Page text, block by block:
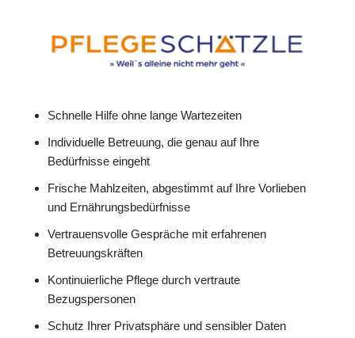
Schnelle Hilfe ohne lange Wartezeiten
Individuelle Betreuung, die genau auf Ihre
Bedürfnisse eingeht
Frische Mahlzeiten, abgestimmt auf Ihre Vorlieben
und Ernährungsbedürfnisse
Vertrauensvolle Gespräche mit erfahrenen
Betreuungskräften
Kontinuierliche Pflege durch vertraute
Bezugspersonen
Schutz Ihrer Privatsphäre und sensibler Daten